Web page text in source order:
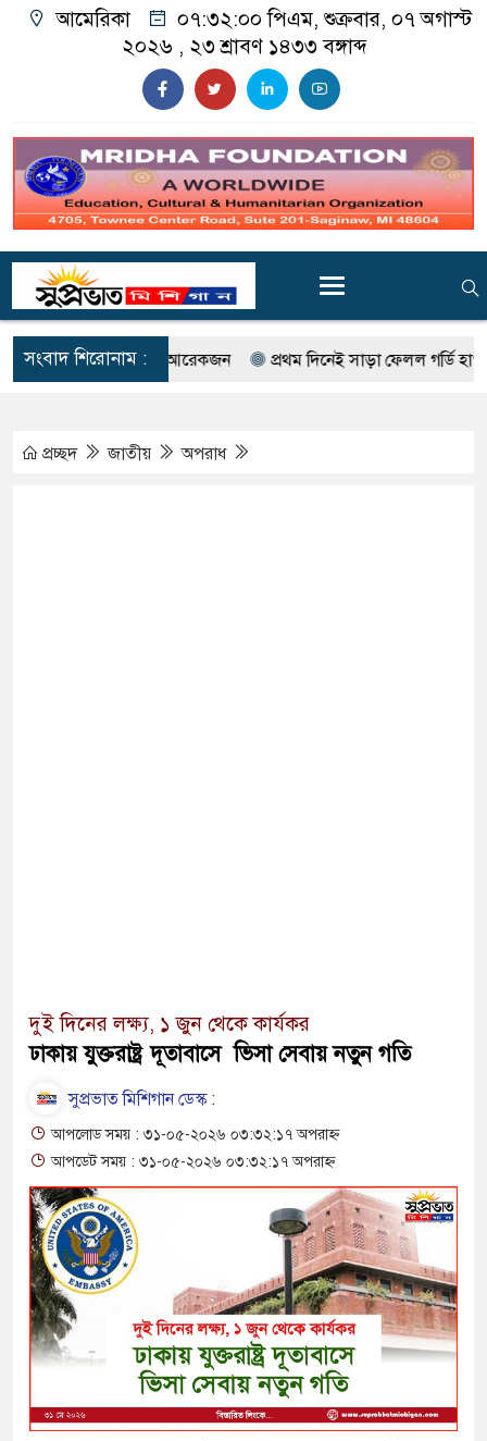
আমেরিকা ০৭:৩২:০১ পিএম, শুক্রবার, ০৭ অগাস্ট
২০২৬ , ২৩ শ্রাবণ ১৪৩৩ বঙ্গাব্দ
সংবাদ শিরোনাম :
একজন, আহত আরেকজন প্রথম দিনেই সাড়া ফেলল গর্ডি হাও ব্রিজের
প্রচ্ছদ জাতীয় অপরাধ
দুই দিনের লক্ষ্য, ১ জুন থেকে কার্যকর
ঢাকায় যুক্তরাষ্ট্র দূতাবাসে ভিসা সেবায় নতুন গতি
সুপ্রভাত মিশিগান ডেস্ক :
আপলোড সময় : ৩১-০৫-২০২৬ ০৩:৩২:১৭ অপরাহ্ন
আপডেট সময় : ৩১-০৫-২০২৬ ০৩:৩২:১৭ অপরাহ্ন